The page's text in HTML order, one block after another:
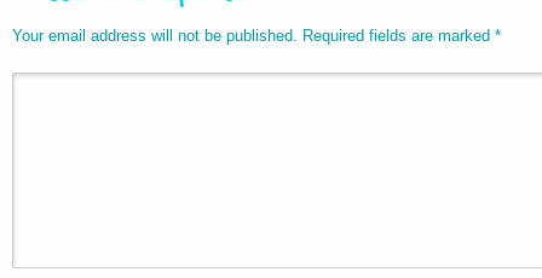
Your email address will not be published. Required fields are marked *